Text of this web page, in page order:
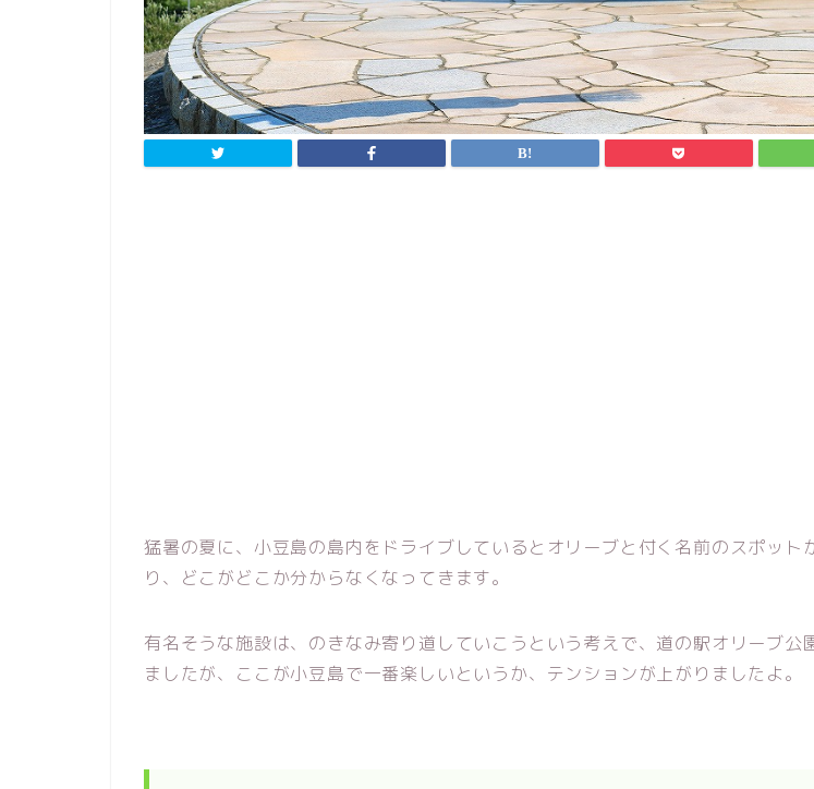
猛暑の夏に、小豆島の島内をドライブしているとオリーブと付く名前のスポット
り、どこがどこか分からなくなってきます。
有名そうな施設は、のきなみ寄り道していこうという考えで、道の駅オリーブ公
ましたが、ここが小豆島で一番楽しいというか、テンションが上がりましたよ。